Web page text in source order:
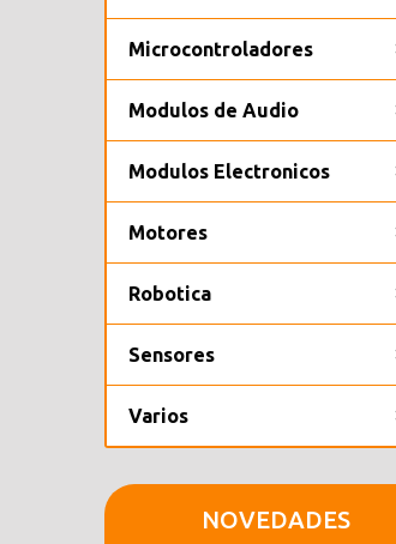
Microcontroladores
Modulos de Audio
Modulos Electronicos
Motores
Robotica
Sensores
Varios
NOVEDADES